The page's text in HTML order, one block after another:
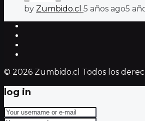
by Zumbido.cl 5 años ago5
© 2026 Zumbido.cl Todos los
log in